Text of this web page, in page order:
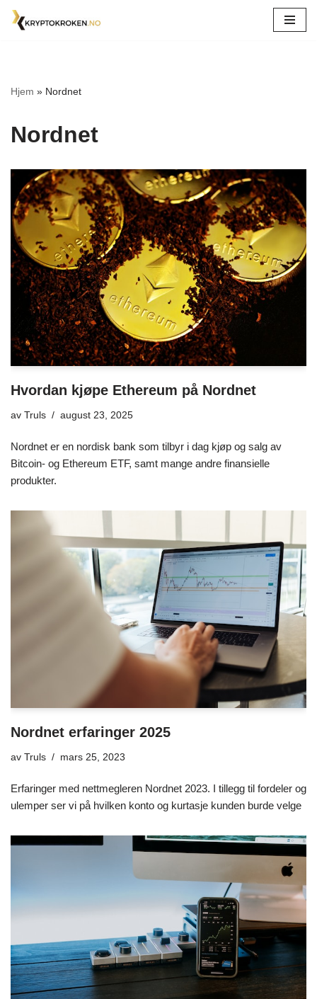
Hjem » Nordnet
Nordnet
Hvordan kjøpe Ethereum på Nordnet
av Truls august 23, 2025
Nordnet er en nordisk bank som tilbyr i dag kjøp og salg av
Bitcoin- og Ethereum ETF, samt mange andre finansielle
produkter.
Nordnet erfaringer 2025
av Truls mars 25, 2023
Erfaringer med nettmegleren Nordnet 2023. I tillegg til fordeler og
ulemper ser vi på hvilken konto og kurtasje kunden burde velge